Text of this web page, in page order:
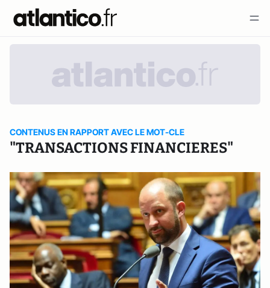
CONTENUS EN RAPPORT AVEC LE MOT-CLE
"TRANSACTIONS FINANCIERES"